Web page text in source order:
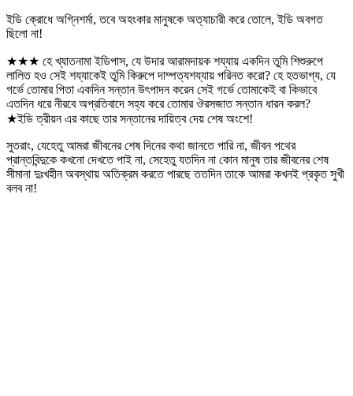
ইডি ক্রোধে অগ্নিশর্মা, তবে অহংকার মানুষকে অত্যাচারী করে তোলে, ইডি অবগত
ছিলো না!
★★★ হে খ্যাতনামা ইডিপাস, যে উদার আরামদায়ক শয্যায় একদিন তুমি শিশুরুপে
লালিত হও সেই শয্যাকেই তুমি কিরুপে দাম্পত্যশয্যায় পরিনত করো? হে হতভাগ্য, যে
গর্ভে তোমার পিতা একদিন সন্তান উৎপাদন করেন সেই গর্ভে তোমাকেই বা কিভাবে
এতদিন ধরে নীরবে অপ্রতিবাদে সহ্য করে তোমার ঔরসজাত সন্তান ধারন করল?
★ইডি ত্রীয়ন এর কাছে তার সন্তানের দায়িত্ব দেয় শেষ অংশে!
সুতরাং, যেহেতু আমরা জীবনের শেষ দিনের কথা জানতে পারি না, জীবন পথের
প্রান্তবিন্দুকে কখনো দেখতে পাই না, সেহেতু যতদিন না কোন মানুষ তার জীবনের শেষ
সীমানা দুঃখহীন অবস্থায় অতিক্রম করতে পারছে ততদিন তাকে আমরা কখনই প্রকৃত সুখী
বলব না!